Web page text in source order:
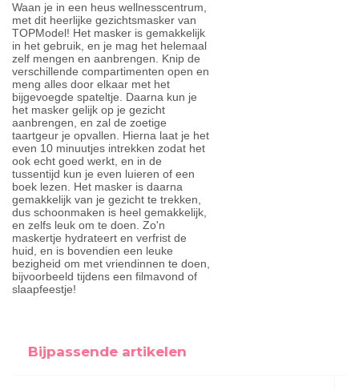
Waan je in een heus wellnesscentrum,
met dit heerlijke gezichtsmasker van
TOPModel! Het masker is gemakkelijk
in het gebruik, en je mag het helemaal
zelf mengen en aanbrengen. Knip de
verschillende compartimenten open en
meng alles door elkaar met het
bijgevoegde spateltje. Daarna kun je
het masker gelijk op je gezicht
aanbrengen, en zal de zoetige
taartgeur je opvallen. Hierna laat je het
even 10 minuutjes intrekken zodat het
ook echt goed werkt, en in de
tussentijd kun je even luieren of een
boek lezen. Het masker is daarna
gemakkelijk van je gezicht te trekken,
dus schoonmaken is heel gemakkelijk,
en zelfs leuk om te doen. Zo'n
maskertje hydrateert en verfrist de
huid, en is bovendien een leuke
bezigheid om met vriendinnen te doen,
bijvoorbeeld tijdens een filmavond of
slaapfeestje!
Bijpassende artikelen